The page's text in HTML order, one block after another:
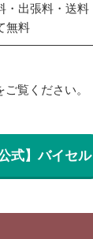
・出張料・送
無料
覧ください。
公式】バイセル